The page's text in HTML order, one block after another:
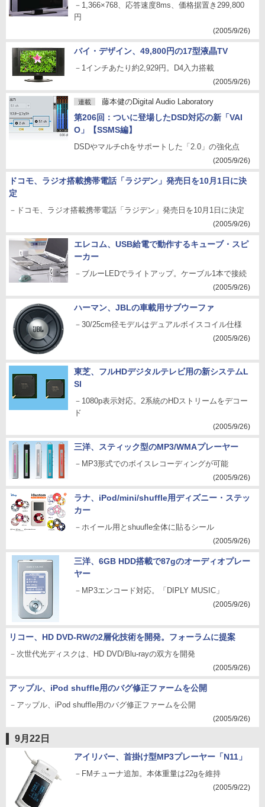
－1,366×768、応答速度8ms、価格据置き299,800
円
(2005/9/26)
バイ・デザイン、49,800円の17型液晶TV
－1インチあたり約2,929円。D4入力搭載
(2005/9/26)
連載 藤本健のDigital Audio Laboratory
第206回：ついに登場したDSD対応の新「VAI
O」【SSMS編】
DSDやマルチchをサポートした「2.0」の強化点
(2005/9/26)
ドコモ、ラジオ搭載携帯電話「ラジデン」発売日を10月1日に決
定
－ドコモ、ラジオ搭載携帯電話「ラジデン」発売日を10月1日に決定
(2005/9/26)
エレコム、USB給電で動作するキューブ・スピ
ーカー
－ブルーLEDでライトアップ。ケーブル1本で接続
(2005/9/26)
ハーマン、JBLの車載用サブウーファ
－30/25cm径モデルはデュアルボイスコイル仕様
(2005/9/26)
東芝、フルHDデジタルテレビ用の新システムL
SI
－1080p表示対応。2系統のHDストリームをデコー
ド
(2005/9/26)
三洋、スティック型のMP3/WMAプレーヤー
－MP3形式でのボイスレコーディングが可能
(2005/9/26)
ラナ、iPod/mini/shuffle用ディズニー・ステッ
カー
－ホイール用とshuufle全体に貼るシール
(2005/9/26)
三洋、6GB HDD搭載で87gのオーディオプレー
ヤー
－MP3エンコード対応。「DIPLY MUSIC」
(2005/9/26)
リコー、HD DVD-RWの2層化技術を開発。フォーラムに提案
－次世代光ディスクは、HD DVD/Blu-rayの双方を開発
(2005/9/26)
アップル、iPod shuffle用のバグ修正ファームを公開
－アップル、iPod shuffle用のバグ修正ファームを公開
(2005/9/26)
9月22日
アイリバー、首掛け型MP3プレーヤー「N11」
－FMチューナ追加。本体重量は22gを維持
(2005/9/22)